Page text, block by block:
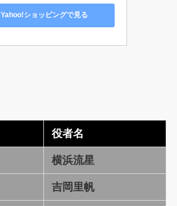
Yahoo!ショッピングで見る
役者名
横浜流星
吉岡里帆